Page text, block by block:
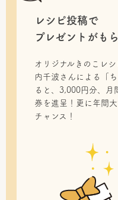
レシピ投稿で
プレゼントがも
オリジナルきのこレ
内千波さんによる「
ると、3,000円分、月
券を進呈！更に年間
チャンス！